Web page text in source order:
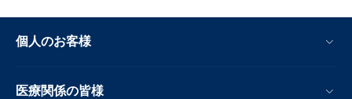
個人のお客様
医療関係の皆様